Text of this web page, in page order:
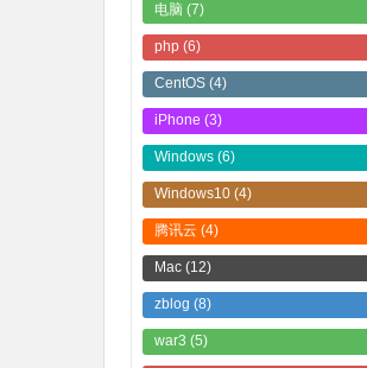
电脑 (7)
php (6)
CentOS (4)
iPhone (3)
Windows (6)
Windows10 (4)
腾讯云 (4)
Mac (12)
zblog (8)
war3 (5)